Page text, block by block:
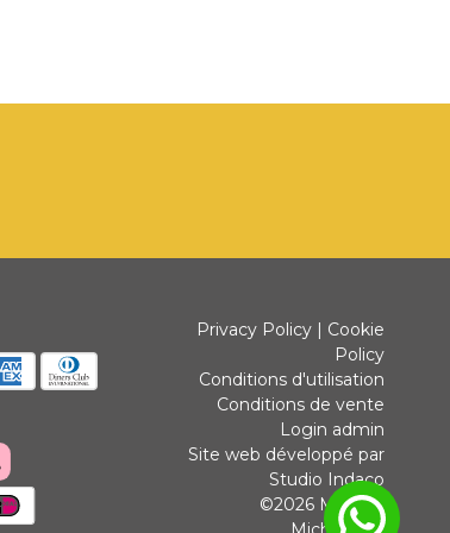
Privacy Policy| Cookie
Policy
Conditions d'utilisation
Conditions de vente
Login admin
Site web développé par
Studio Indaco
©2026 Michele